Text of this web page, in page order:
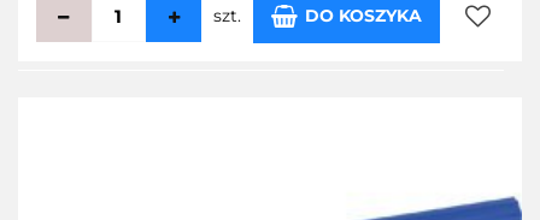
szt. DO KOSZYKA